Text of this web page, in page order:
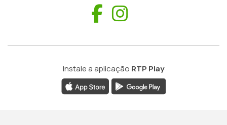
Facebook
Instale a aplicação RTP Play